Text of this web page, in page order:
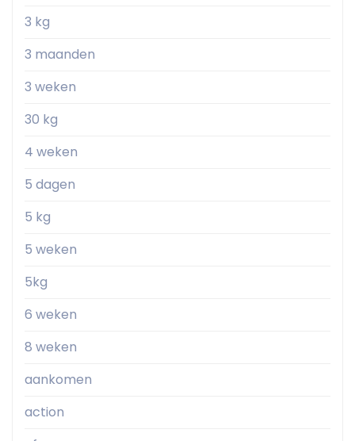
3 kg
3 maanden
3 weken
30 kg
4 weken
5 dagen
5 kg
5 weken
5kg
6 weken
8 weken
aankomen
action